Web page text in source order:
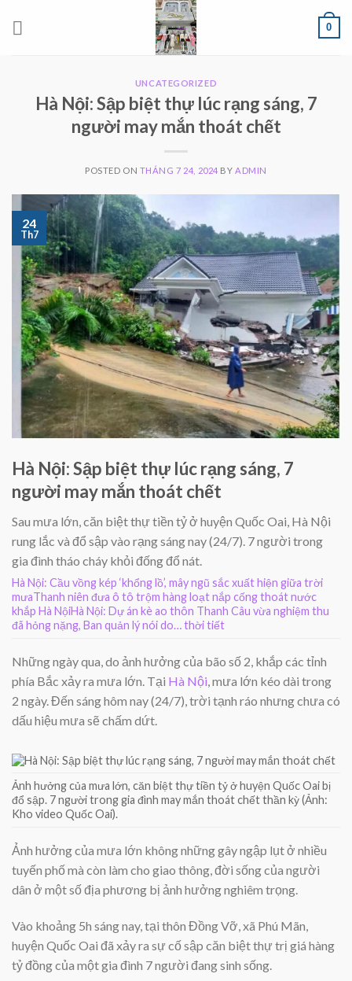
0
UNCATEGORIZED
Hà Nội: Sập biệt thự lúc rạng sáng, 7
người may mắn thoát chết
POSTED ON THÁNG 7 24, 2024 BY ADMIN
24
Th7
Hà Nội: Sập biệt thự lúc rạng sáng, 7
người may mắn thoát chết
Sau mưa lớn, căn biệt thự tiền tỷ ở huyện Quốc Oai, Hà Nội
rung lắc và đổ sập vào rạng sáng nay (24/7). 7 người trong
gia đình tháo cháy khỏi đống đổ nát.
Hà Nội: Cầu vồng kép ‘khổng lồ’, mây ngũ sắc xuất hiện giữa trời
mưaThanh niên đưa ô tô trộm hàng loạt nắp cống thoát nước
khắp Hà NộiHà Nội: Dự án kè ao thôn Thanh Câu vừa nghiệm thu
đã hỏng nặng, Ban quản lý nói do… thời tiết
Những ngày qua, do ảnh hưởng của bão số 2, khắp các tỉnh
phía Bắc xảy ra mưa lớn. Tại Hà Nội, mưa lớn kéo dài trong
2 ngày. Đến sáng hôm nay (24/7), trời tạnh ráo nhưng chưa có
dấu hiệu mưa sẽ chấm dứt.
Ảnh hưởng của mưa lớn, căn biệt thự tiền tỷ ở huyện Quốc Oai bị
đổ sập. 7 người trong gia đình may mắn thoát chết thần kỳ (Ảnh:
Kho video Quốc Oai).
Ảnh hưởng của mưa lớn không những gây ngập lụt ở nhiều
tuyến phố mà còn làm cho giao thông, đời sống của người
dân ở một số địa phương bị ảnh hưởng nghiêm trọng.
Vào khoảng 5h sáng nay, tại thôn Đồng Vỡ, xã Phú Mãn,
huyện Quốc Oai đã xảy ra sự cố sập căn biệt thự trị giá hàng
tỷ đồng của một gia đình 7 người đang sinh sống.